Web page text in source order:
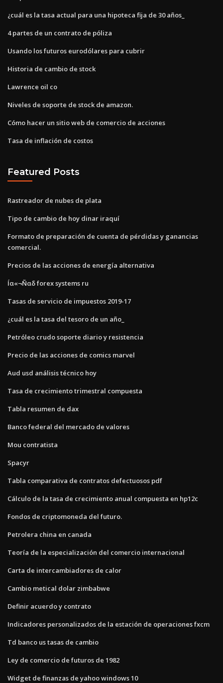
¿cuál es la tasa actual para una hipoteca fija de 30 años_
4 partes de un contrato de póliza
Usando los futuros eurodólares para cubrir
Historia de cambio de stock
Lawrence oil co
Niveles de soporte de stock de amazon.
Cómo hacer un sitio web de comercio de acciones
Tasa de inflación de costos
Featured Posts
Rastreador de nubes de plata
Tipo de cambio de hoy dinar iraquí
Formato de preparación de cuenta de pérdidas y ganancias
comercial.
Precios de las acciones de energía alternativa
Íα«¬Ñαδ forex systems ru
Tasas de servicio de impuestos 2019-17
¿cuál es la tasa del tesoro de un año_
Petróleo crudo soporte diario y resistencia
Precio de las acciones de comics marvel
Aud usd análisis técnico hoy
Tasa de crecimiento trimestral compuesta
Tabla resumen de dax
Banco federal del mercado de valores
Mou contratista
Spacyr
Tabla comparativa de contratos defectuosos pdf
Cálculo de la tasa de crecimiento anual compuesta en hp12c
Fondos de criptomoneda del futuro.
Petrolera china en canada
Teoría de la especialización del comercio internacional
Carta de intercambiadores de calor
Cambio metical dolar zimbabwe
Definir acuerdo y contrato
Indicadores personalizados de la estación de operaciones fxcm
Td banco us tasas de cambio
Ley de comercio de futuros de 1982
Widget de finanzas de yahoo windows 10